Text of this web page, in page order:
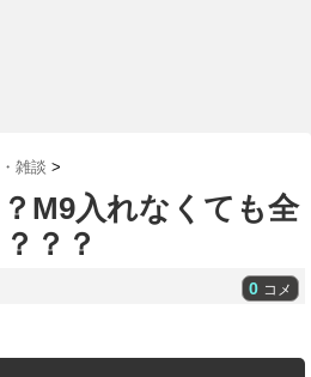
雑談 >
？M9入れなくても全
？？
0 コメ